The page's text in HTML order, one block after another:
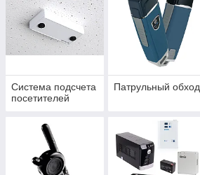
Система подсчета
посетителей
Патрульный обход